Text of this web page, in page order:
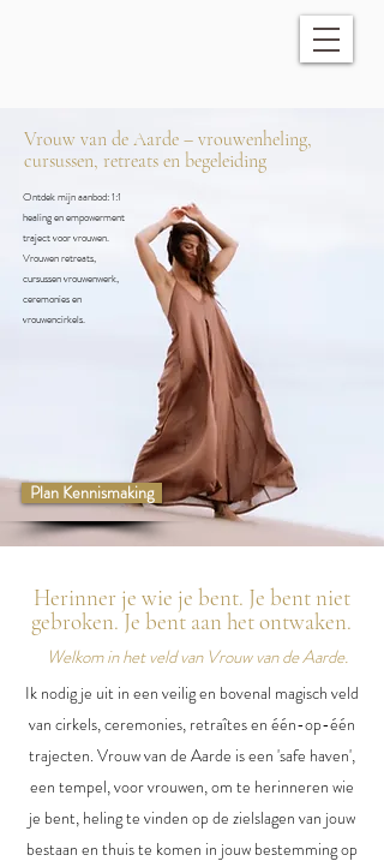
​Vrouw van de Aarde – vrouwenheling,
cursussen, retreats en begeleiding
Ontdek mijn aanbod: 1:1
healing en empowerment
traject voor vrouwen.
Vrouwen retreats,
cursussen vrouwenwerk,
ceremonies en
vrouwencirkels.
Plan Kennismaking
Herinner je wie je bent. Je bent niet
gebroken. Je bent aan het ontwaken.
Welkom in het veld van Vrouw van de Aarde.
Ik nodig je uit in een veilig en bovenal magisch veld
van cirkels, ceremonies, retraîtes en één-op-één
trajecten. Vrouw van de Aarde is een 'safe haven',
een tempel, voor vrouwen, om te herinneren wie
je bent, heling te vinden op de zielslagen van jouw
bestaan en thuis te komen in jouw bestemming op